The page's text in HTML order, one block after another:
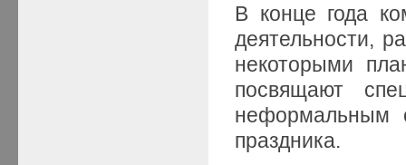
В конце года
деятельности,
некоторыми
посвящают
неформальным
праздника.